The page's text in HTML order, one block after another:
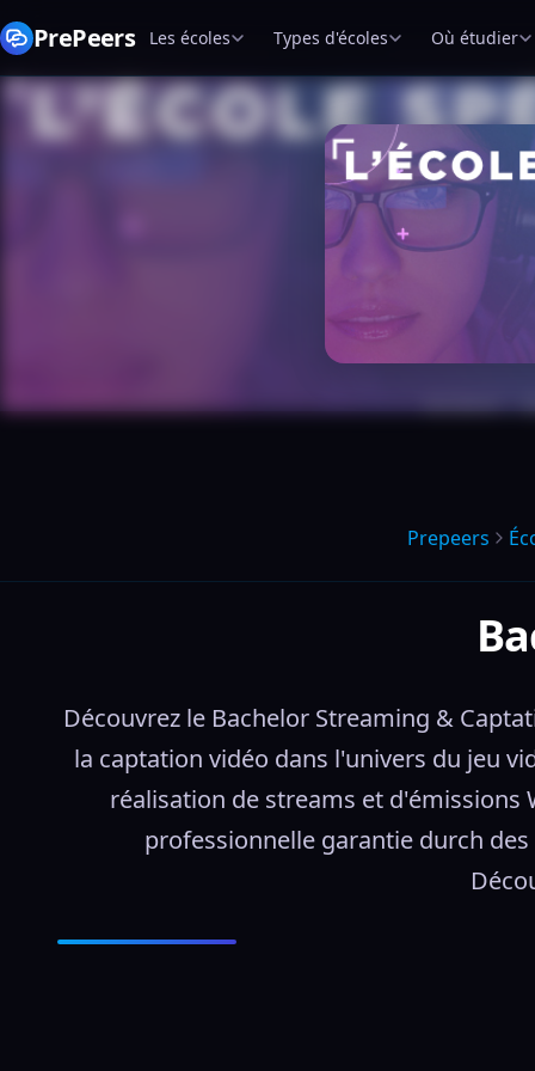
PrePeers Les écoles Types d'écoles Où étudier
Prepeers
Découvrez le Bachelor Streaming &
la captation vidéo dans l'univers du jeu
réalisation de streams et d'émissions
professionnelle garantie durch